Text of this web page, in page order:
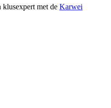
met de Karwei